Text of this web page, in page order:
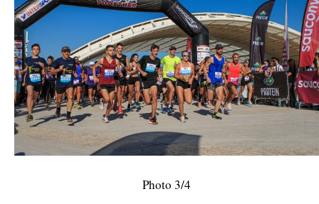
Photo 3/4